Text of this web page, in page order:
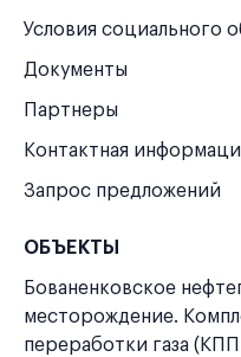
Условия социального
Документы
Партнеры
Контактная
Запрос предложений
ОБЪЕКТЫ
Бованенковское
месторождение.
переработки газа